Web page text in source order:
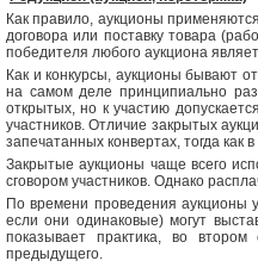
Как правило, аукционы
договора или поставку товара
победителя любого аукциона
Как и конкурсы, аукционы бывают
на самом деле принципиально
открытых, но к участию
участников. Отличие закрытых
запечатанных конвертах, тогда как
Закрытые аукционы чаще всего
сговором участников. Однако
По времени проведения аукционы
если они одинаковые) могут
показывает практика, во
предыдущего.